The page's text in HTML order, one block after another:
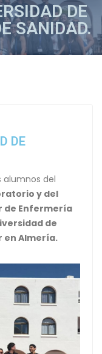
DE
SANIDAD.
DE
alumnos del
y del
de Enfermería
de
en Almería.